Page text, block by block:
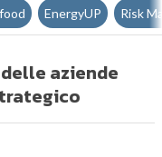
EnergyUP Risk
aziende